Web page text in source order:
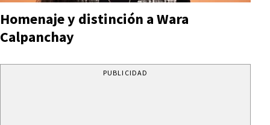
Homenaje y distinción a Wara
Calpanchay
PUBLICIDAD